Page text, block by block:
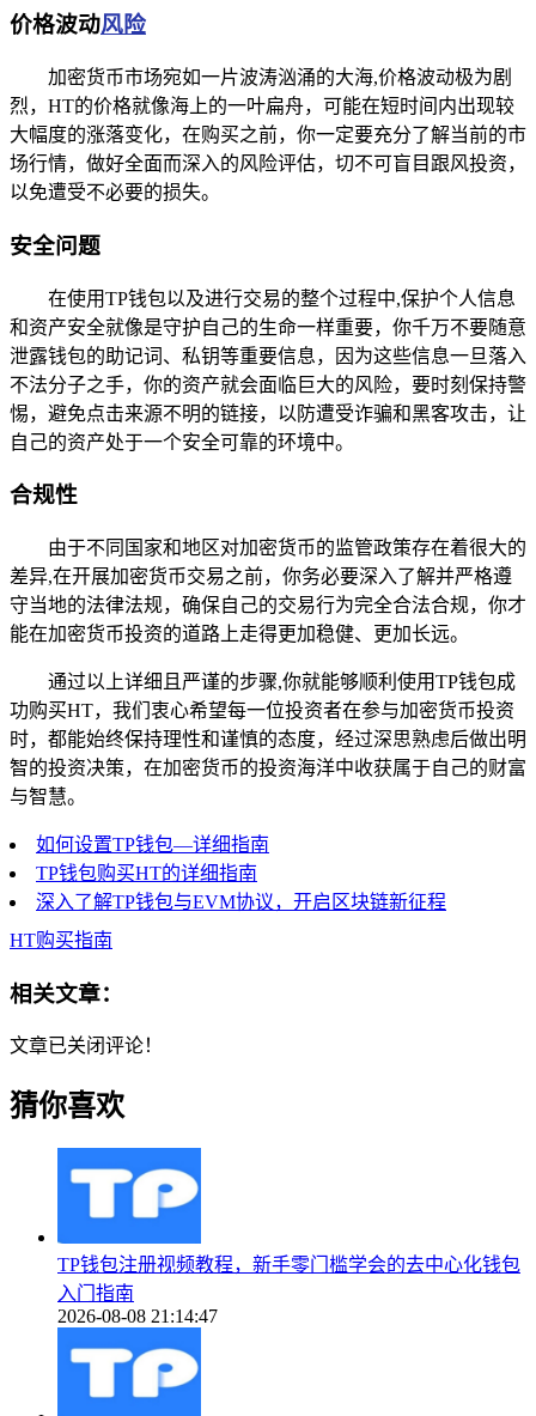
价格波动风险
加密货币市场宛如一片波涛汹涌的大海,价格波动极为剧
烈，HT的价格就像海上的一叶扁舟，可能在短时间内出现较
大幅度的涨落变化，在购买之前，你一定要充分了解当前的市
场行情，做好全面而深入的风险评估，切不可盲目跟风投资，
以免遭受不必要的损失。
安全问题
在使用TP钱包以及进行交易的整个过程中,保护个人信息
和资产安全就像是守护自己的生命一样重要，你千万不要随意
泄露钱包的助记词、私钥等重要信息，因为这些信息一旦落入
不法分子之手，你的资产就会面临巨大的风险，要时刻保持警
惕，避免点击来源不明的链接，以防遭受诈骗和黑客攻击，让
自己的资产处于一个安全可靠的环境中。
合规性
由于不同国家和地区对加密货币的监管政策存在着很大的
差异,在开展加密货币交易之前，你务必要深入了解并严格遵
守当地的法律法规，确保自己的交易行为完全合法合规，你才
能在加密货币投资的道路上走得更加稳健、更加长远。
通过以上详细且严谨的步骤,你就能够顺利使用TP钱包成
功购买HT，我们衷心希望每一位投资者在参与加密货币投资
时，都能始终保持理性和谨慎的态度，经过深思熟虑后做出明
智的投资决策，在加密货币的投资海洋中收获属于自己的财富
与智慧。
如何设置TP钱包—详细指南
TP钱包购买HT的详细指南
深入了解TP钱包与EVM协议，开启区块链新征程
HT购买指南
相关文章：
文章已关闭评论！
猜你喜欢
TP钱包注册视频教程，新手零门槛学会的去中心化钱包
入门指南
2026-08-08 21:14:47